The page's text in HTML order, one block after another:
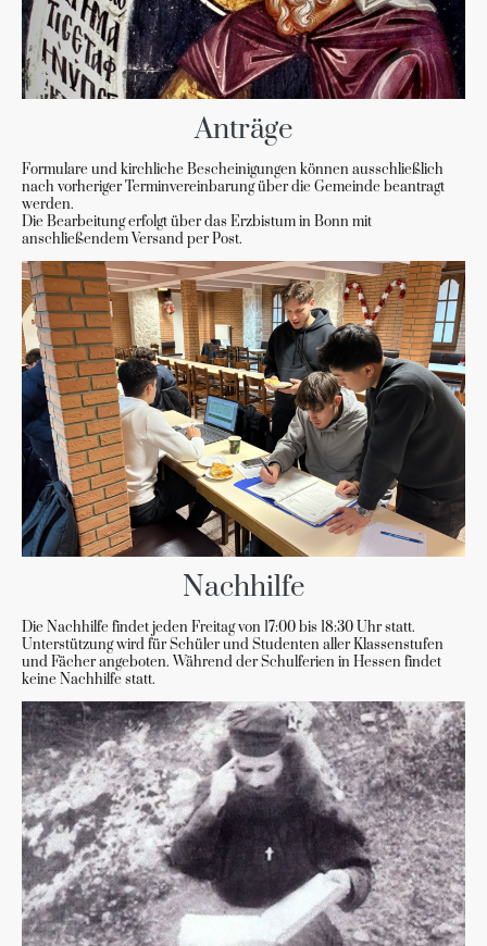
Anträge
Formulare und kirchliche Bescheinigungen können ausschließlich
nach vorheriger Terminvereinbarung über die Gemeinde beantragt
werden.
Die Bearbeitung erfolgt über das Erzbistum in Bonn mit
anschließendem Versand per Post.
Nachhilfe
Die Nachhilfe findet jeden Freitag von 17:00 bis 18:30 Uhr statt.
Unterstützung wird für Schüler und Studenten aller Klassenstufen
und Fächer angeboten. Während der Schulferien in Hessen findet
keine Nachhilfe statt.